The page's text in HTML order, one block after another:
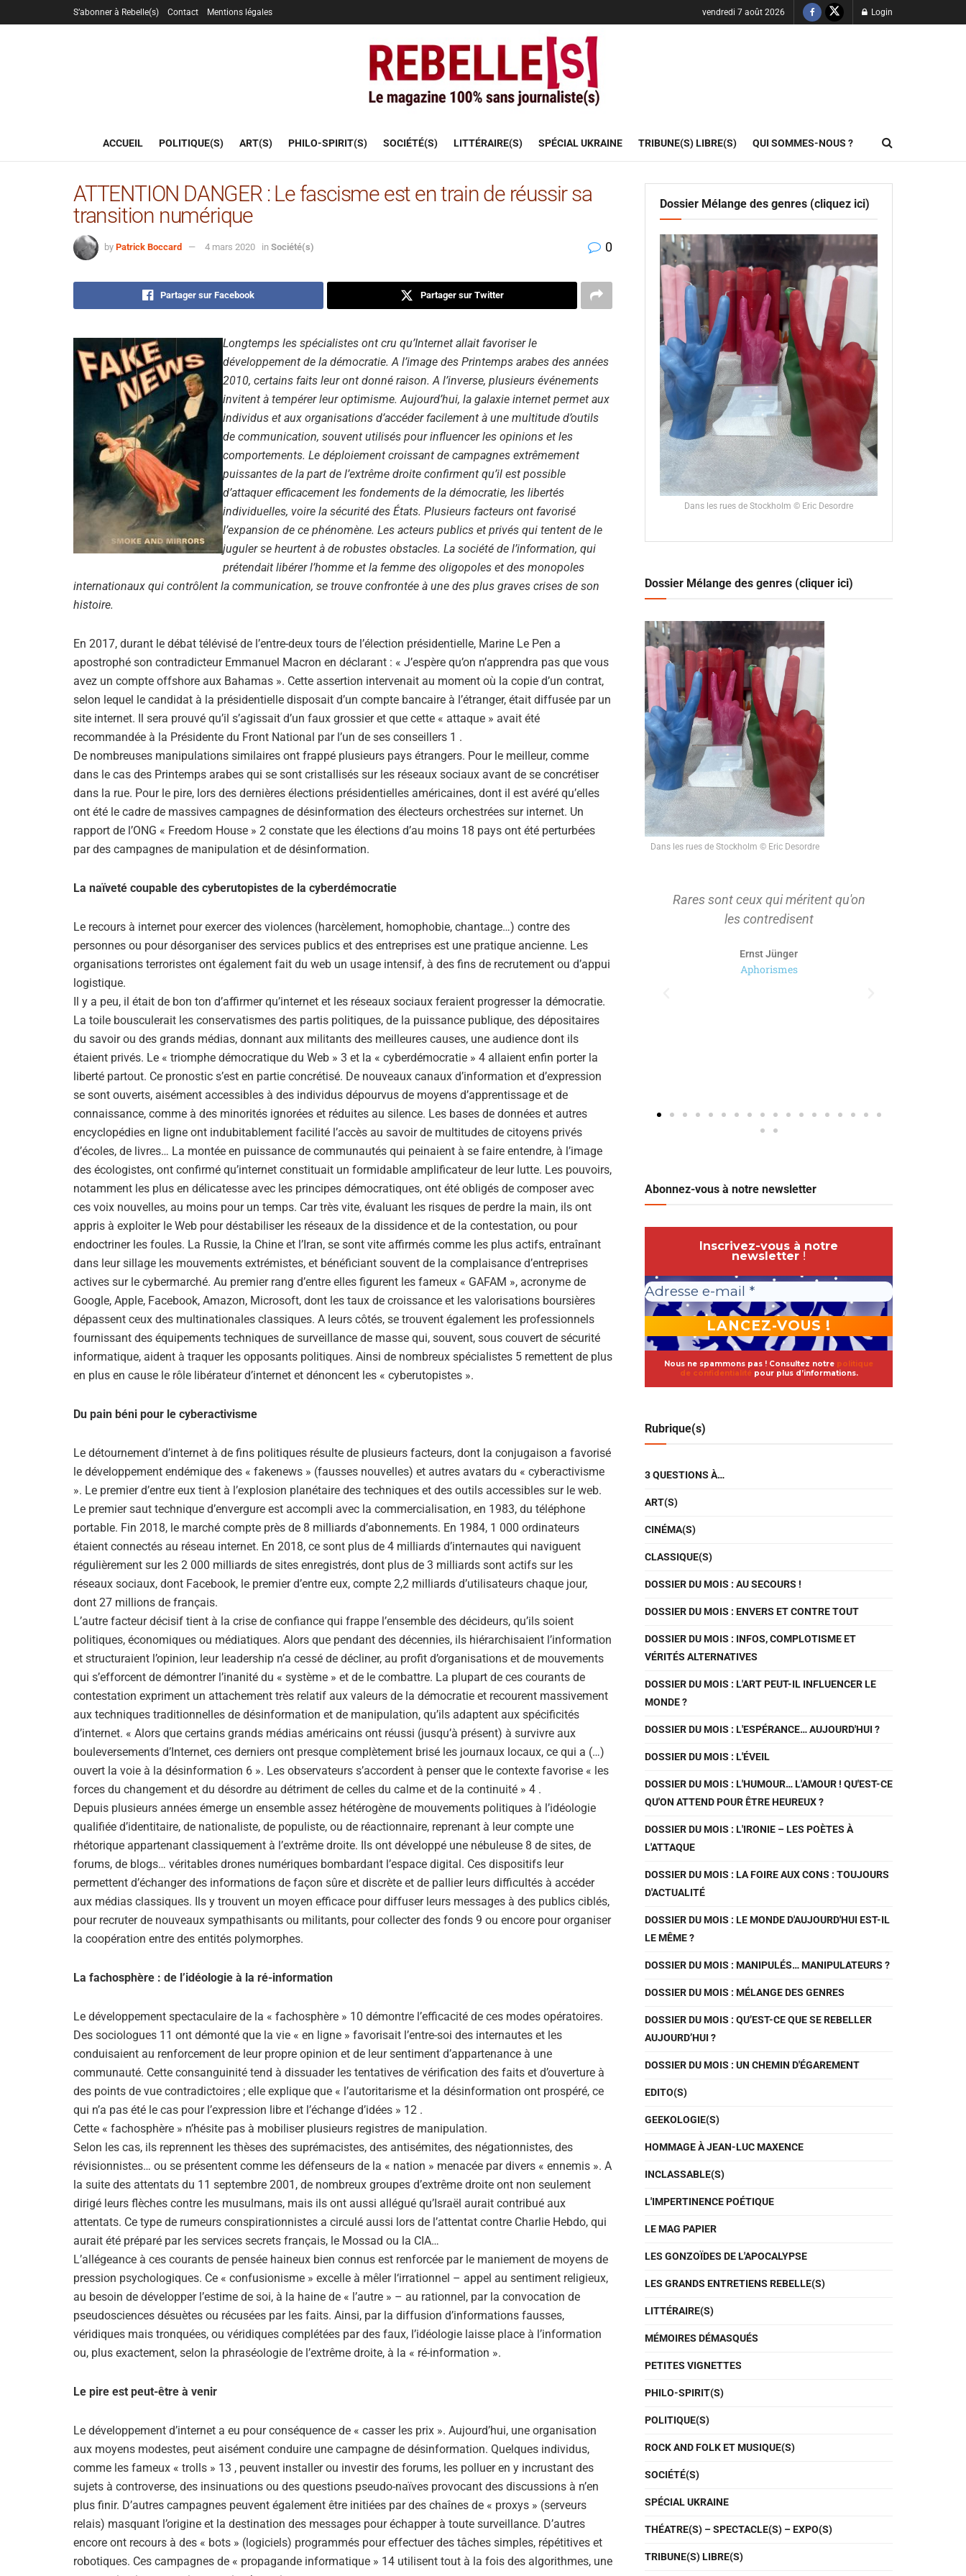
S’abonner à Rebelle(s) Contact Mentions légales vendredi 7 août 2026 Login
ACCUEIL POLITIQUE(S) ART(S) PHILO-SPIRIT(S) SOCIÉTÉ(S) LITTÉRAIRE(S) SPÉCIAL UKRAINE TRIBUNE(S) LIBRE(S) QUI SOMMES-NOUS ?
ATTENTION DANGER : Le fascisme est en train de réussir sa
transition numérique
by Patrick Boccard 4 mars 2020 in Société(s) 0
Partager sur Facebook Partager sur Twitter
Longtemps les spécialistes ont cru qu’Internet allait favoriser le
développement de la démocratie. A l’image des Printemps arabes des années
2010, certains faits leur ont donné raison. A l’inverse, plusieurs événements
invitent à tempérer leur optimisme. Aujourd’hui, la galaxie internet permet aux
individus et aux organisations d’accéder facilement à une multitude d’outils
de communication, souvent utilisés pour influencer les opinions et les
comportements. Le déploiement croissant de campagnes extrêmement
puissantes de la part de l’extrême droite confirment qu’il est possible
d’attaquer efficacement les fondements de la démocratie, les libertés
individuelles, voire la sécurité des États. Plusieurs facteurs ont favorisé
l’expansion de ce phénomène. Les acteurs publics et privés qui tentent de le
juguler se heurtent à de robustes obstacles. La société de l’information, qui
prétendait libérer l’homme et la femme des oligopoles et des monopoles
internationaux qui contrôlent la communication, se trouve confrontée à une des plus graves crises de son
histoire.
En 2017, durant le débat télévisé de l’entre-deux tours de l’élection présidentielle, Marine Le Pen a
apostrophé son contradicteur Emmanuel Macron en déclarant : « J’espère qu’on n’apprendra pas que vous
avez un compte offshore aux Bahamas ». Cette assertion intervenait au moment où la copie d’un contrat,
selon lequel le candidat à la présidentielle disposait d’un compte bancaire à l’étranger, était diffusée par un
site internet. Il sera prouvé qu’il s’agissait d’un faux grossier et que cette « attaque » avait été
recommandée à la Présidente du Front National par l’un de ses conseillers 1 .
De nombreuses manipulations similaires ont frappé plusieurs pays étrangers. Pour le meilleur, comme
dans le cas des Printemps arabes qui se sont cristallisés sur les réseaux sociaux avant de se concrétiser
dans la rue. Pour le pire, lors des dernières élections présidentielles américaines, dont il est avéré qu’elles
ont été le cadre de massives campagnes de désinformation des électeurs orchestrées sur internet. Un
rapport de l’ONG « Freedom House » 2 constate que les élections d’au moins 18 pays ont été perturbées
par des campagnes de manipulation et de désinformation.
La naïveté coupable des cyberutopistes de la cyberdémocratie
Le recours à internet pour exercer des violences (harcèlement, homophobie, chantage…) contre des
personnes ou pour désorganiser des services publics et des entreprises est une pratique ancienne. Les
organisations terroristes ont également fait du web un usage intensif, à des fins de recrutement ou d’appui
logistique.
Il y a peu, il était de bon ton d’affirmer qu’internet et les réseaux sociaux feraient progresser la démocratie.
La toile bousculerait les conservatismes des partis politiques, de la puissance publique, des dépositaires
du savoir ou des grands médias, donnant aux militants des meilleures causes, une audience dont ils
étaient privés. Le « triomphe démocratique du Web » 3 et la « cyberdémocratie » 4 allaient enfin porter la
liberté partout. Ce pronostic s’est en partie concrétisé. De nouveaux canaux d’information et d’expression
se sont ouverts, aisément accessibles à des individus dépourvus de moyens d’apprentissage et de
connaissance, comme à des minorités ignorées et réduites au silence. Les bases de données et autres
encyclopédies en ligne ont indubitablement facilité l’accès au savoir de multitudes de citoyens privés
d’écoles, de livres… La montée en puissance de communautés qui peinaient à se faire entendre, à l’image
des écologistes, ont confirmé qu’internet constituait un formidable amplificateur de leur lutte. Les pouvoirs,
notamment les plus en délicatesse avec les principes démocratiques, ont été obligés de composer avec
ces voix nouvelles, au moins pour un temps. Car très vite, évaluant les risques de perdre la main, ils ont
appris à exploiter le Web pour déstabiliser les réseaux de la dissidence et de la contestation, ou pour
endoctriner les foules. La Russie, la Chine et l’Iran, se sont vite affirmés comme les plus actifs, entraînant
dans leur sillage les mouvements extrémistes, et bénéficiant souvent de la complaisance d’entreprises
actives sur le cybermarché. Au premier rang d’entre elles figurent les fameux « GAFAM », acronyme de
Google, Apple, Facebook, Amazon, Microsoft, dont les taux de croissance et les valorisations boursières
dépassent ceux des multinationales classiques. A leurs côtés, se trouvent également les professionnels
fournissant des équipements techniques de surveillance de masse qui, souvent, sous couvert de sécurité
informatique, aident à traquer les opposants politiques. Ainsi de nombreux spécialistes 5 remettent de plus
en plus en cause le rôle libérateur d’internet et dénoncent les « cyberutopistes ».
Du pain béni pour le cyberactivisme
Le détournement d’internet à de fins politiques résulte de plusieurs facteurs, dont la conjugaison a favorisé
le développement endémique des « fakenews » (fausses nouvelles) et autres avatars du « cyberactivisme
». Le premier d’entre eux tient à l’explosion planétaire des techniques et des outils accessibles sur le web.
Le premier saut technique d’envergure est accompli avec la commercialisation, en 1983, du téléphone
portable. Fin 2018, le marché compte près de 8 milliards d’abonnements. En 1984, 1 000 ordinateurs
étaient connectés au réseau internet. En 2018, ce sont plus de 4 milliards d’internautes qui naviguent
régulièrement sur les 2 000 milliards de sites enregistrés, dont plus de 3 milliards sont actifs sur les
réseaux sociaux, dont Facebook, le premier d’entre eux, compte 2,2 milliards d’utilisateurs chaque jour,
dont 27 millions de français.
L’autre facteur décisif tient à la crise de confiance qui frappe l’ensemble des décideurs, qu’ils soient
politiques, économiques ou médiatiques. Alors que pendant des décennies, ils hiérarchisaient l’information
et structuraient l’opinion, leur leadership n’a cessé de décliner, au profit d’organisations et de mouvements
qui s’efforcent de démontrer l’inanité du « système » et de le combattre. La plupart de ces courants de
contestation expriment un attachement très relatif aux valeurs de la démocratie et recourent massivement
aux techniques traditionnelles de désinformation et de manipulation, qu’ils adaptent aux spécificités
d’internet. « Alors que certains grands médias américains ont réussi (jusqu’à présent) à survivre aux
bouleversements d’Internet, ces derniers ont presque complètement brisé les journaux locaux, ce qui a (…)
ouvert la voie à la désinformation 6 ». Les observateurs s’accordent à penser que le contexte favorise « les
forces du changement et du désordre au détriment de celles du calme et de la continuité » 4 .
Depuis plusieurs années émerge un ensemble assez hétérogène de mouvements politiques à l’idéologie
qualifiée d’identitaire, de nationaliste, de populiste, ou de réactionnaire, reprenant à leur compte une
rhétorique appartenant classiquement à l’extrême droite. Ils ont développé une nébuleuse 8 de sites, de
forums, de blogs… véritables drones numériques bombardant l’espace digital. Ces dispositifs leur
permettent d’échanger des informations de façon sûre et discrète et de pallier leurs difficultés à accéder
aux médias classiques. Ils y trouvent un moyen efficace pour diffuser leurs messages à des publics ciblés,
pour recruter de nouveaux sympathisants ou militants, pour collecter des fonds 9 ou encore pour organiser
la coopération entre des entités polymorphes.
La fachosphère : de l’idéologie à la ré-information
Le développement spectaculaire de la « fachosphère » 10 démontre l’efficacité de ces modes opératoires.
Des sociologues 11 ont démonté que la vie « en ligne » favorisait l’entre-soi des internautes et les
conduisaient au renforcement de leur propre opinion et de leur sentiment d’appartenance à une
communauté. Cette consanguinité tend à dissuader les tentatives de vérification des faits et d’ouverture à
des points de vue contradictoires ; elle explique que « l’autoritarisme et la désinformation ont prospéré, ce
qui n’a pas été le cas pour l’expression libre et l’échange d’idées » 12 .
Cette « fachosphère » n’hésite pas à mobiliser plusieurs registres de manipulation.
Selon les cas, ils reprennent les thèses des suprémacistes, des antisémites, des négationnistes, des
révisionnistes… ou se présentent comme les défenseurs de la « nation » menacée par divers « ennemis ». A
la suite des attentats du 11 septembre 2001, de nombreux groupes d’extrême droite ont non seulement
dirigé leurs flèches contre les musulmans, mais ils ont aussi allégué qu’Israël aurait contribué aux
attentats. Ce type de rumeurs conspirationnistes a circulé aussi lors de l’attentat contre Charlie Hebdo, qui
aurait été préparé par les services secrets français, le Mossad ou la CIA…
L’allégeance à ces courants de pensée haineux bien connus est renforcée par le maniement de moyens de
pression psychologiques. Ce « confusionisme » excelle à mêler l‘irrationnel – appel au sentiment religieux,
au besoin de développer l’estime de soi, à la haine de « l’autre » – au rationnel, par la convocation de
pseudosciences désuètes ou récusées par les faits. Ainsi, par la diffusion d’informations fausses,
véridiques mais tronquées, ou véridiques complétées par des faux, l’idéologie laisse place à l’information
ou, plus exactement, selon la phraséologie de l’extrême droite, à la « ré-information ».
Le pire est peut-être à venir
Le développement d’internet a eu pour conséquence de « casser les prix ». Aujourd’hui, une organisation
aux moyens modestes, peut aisément conduire une campagne de désinformation. Quelques individus,
comme les fameux « trolls » 13 , peuvent installer ou investir des forums, les polluer en y incrustant des
sujets à controverse, des insinuations ou des questions pseudo-naïves provocant des discussions à n’en
plus finir. D’autres campagnes peuvent également être initiées par des chaînes de « proxys » (serveurs
relais) masquant l’origine et la destination des messages pour échapper à toute surveillance. D’autres
encore ont recours à des « bots » (logiciels) programmés pour effectuer des tâches simples, répétitives et
robotiques. Ces campagnes de « propagande informatique » 14 utilisent tout à la fois des algorithmes, une
Dossier Mélange des genres (cliquez ici)
Dans les rues de Stockholm © Eric Desordre
Dossier Mélange des genres (cliquer ici)
Dans les rues de Stockholm © Eric Desordre
fais, arrête d'être ce que tu n'es
pas.
Alejandro Jodorowsky
Rares sont ceux qui méritent qu'on
les contredisent
Ernst Jünger
Aphorismes
Abonnez-vous à notre newsletter
Inscrivez-vous à notre
newsletter !
Nous ne spammons pas ! Consultez notre politique
de confidentialité pour plus d’informations.
Rubrique(s)
3 QUESTIONS À…
ART(S)
CINÉMA(S)
CLASSIQUE(S)
DOSSIER DU MOIS : AU SECOURS !
DOSSIER DU MOIS : ENVERS ET CONTRE TOUT
DOSSIER DU MOIS : INFOS, COMPLOTISME ET
VÉRITÉS ALTERNATIVES
DOSSIER DU MOIS : L'ART PEUT-IL INFLUENCER LE
MONDE ?
DOSSIER DU MOIS : L'ESPÉRANCE… AUJOURD'HUI ?
DOSSIER DU MOIS : L'ÉVEIL
DOSSIER DU MOIS : L'HUMOUR… L'AMOUR ! QU'EST-CE
QU'ON ATTEND POUR ÊTRE HEUREUX ?
DOSSIER DU MOIS : L'IRONIE – LES POÈTES À
L'ATTAQUE
DOSSIER DU MOIS : LA FOIRE AUX CONS : TOUJOURS
D'ACTUALITÉ
DOSSIER DU MOIS : LE MONDE D'AUJOURD'HUI EST-IL
LE MÊME ?
DOSSIER DU MOIS : MANIPULÉS… MANIPULATEURS ?
DOSSIER DU MOIS : MÉLANGE DES GENRES
DOSSIER DU MOIS : QU’EST-CE QUE SE REBELLER
AUJOURD’HUI ?
DOSSIER DU MOIS : UN CHEMIN D'ÉGAREMENT
EDITO(S)
GEEKOLOGIE(S)
HOMMAGE À JEAN-LUC MAXENCE
INCLASSABLE(S)
L'IMPERTINENCE POÉTIQUE
LE MAG PAPIER
LES GONZOÏDES DE L'APOCALYPSE
LES GRANDS ENTRETIENS REBELLE(S)
LITTÉRAIRE(S)
MÉMOIRES DÉMASQUÉS
PETITES VIGNETTES
PHILO-SPIRIT(S)
POLITIQUE(S)
ROCK AND FOLK ET MUSIQUE(S)
SOCIÉTÉ(S)
SPÉCIAL UKRAINE
THÉATRE(S) – SPECTACLE(S) – EXPO(S)
TRIBUNE(S) LIBRE(S)